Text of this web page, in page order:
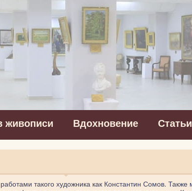
живописи Вдохновение Статьи
такого художника как Константин Сомов.